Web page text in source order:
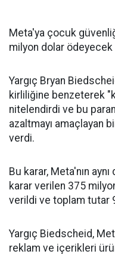
Meta'ya çocuk
milyon dolar ödeyecek
Yargıç Bryan
kirliliğine benzeterek
nitelendirdi ve bu
azaltmayı amaçlayan
verdi.
Bu karar, Meta'nın
karar verilen 375
verildi ve toplam tutar
Yargıç Biedscheid,
reklam ve içerikleri